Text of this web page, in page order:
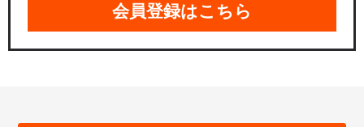
会員登録はこちら